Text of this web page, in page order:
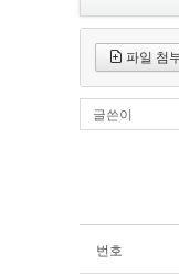
파일 첨
글쓴이
번호